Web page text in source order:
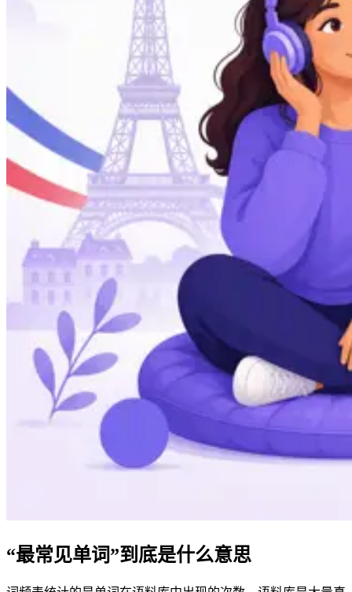
“最常见单词”到底是什么意思